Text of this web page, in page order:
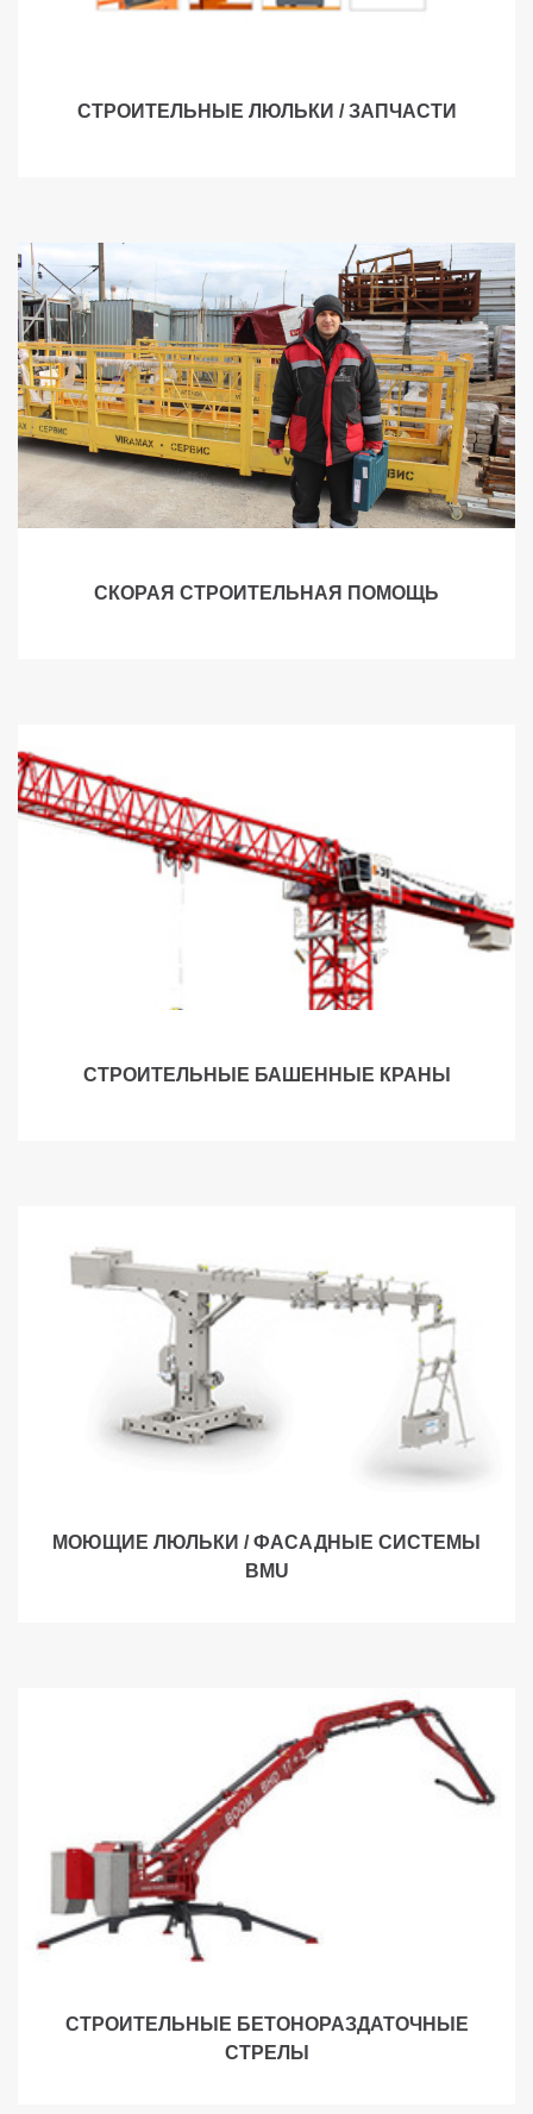
СТРОИТЕЛЬНЫЕ ЛЮЛЬКИ / ЗАПЧАСТИ
СКОРАЯ СТРОИТЕЛЬНАЯ ПОМОЩЬ
СТРОИТЕЛЬНЫЕ БАШЕННЫЕ КРАНЫ
МОЮЩИЕ ЛЮЛЬКИ / ФАСАДНЫЕ СИСТЕМЫ
BMU
СТРОИТЕЛЬНЫЕ БЕТОНОРАЗДАТОЧНЫЕ
СТРЕЛЫ